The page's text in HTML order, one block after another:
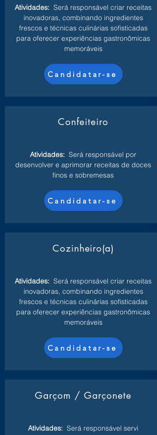
Atividades: Será responsável criar receitas
inovadoras, combinando ingredientes
frescos e técnicas culinárias sofisticadas
para oferecer experiências gastronômicas
memoráveis
Candidatar-se
Confeiteiro
Atividades: Será responsável por
desenvolver e aprimorar receitas de doces
finos e sobremesas
Candidatar-se
Cozinheiro(a)
Atividades: Será responsável criar receitas
inovadoras, combinando ingredientes
frescos e técnicas culinárias sofisticadas
para oferecer experiências gastronômicas
memoráveis
Candidatar-se
Garçom / Garçonete
Atividades: Será responsável servi